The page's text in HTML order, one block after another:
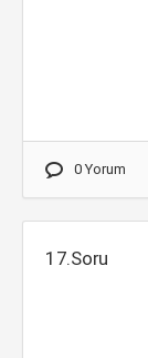
0 Yorum
17.Soru